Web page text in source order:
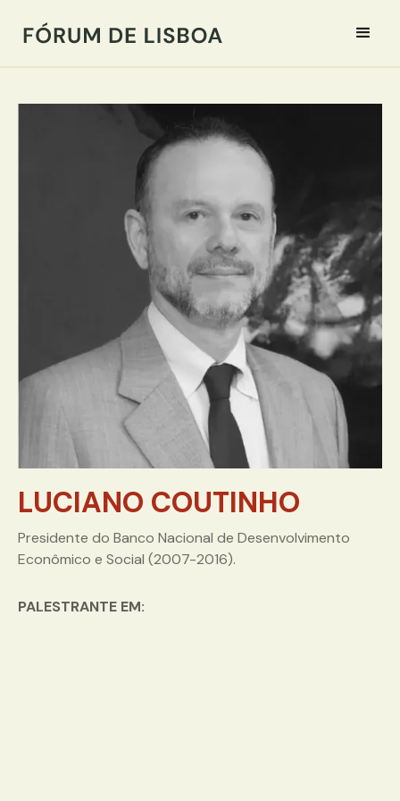
LUCIANO COUTINHO
Presidente do Banco Nacional de Desenvolvimento
Econômico e Social (2007-2016).
PALESTRANTE EM: